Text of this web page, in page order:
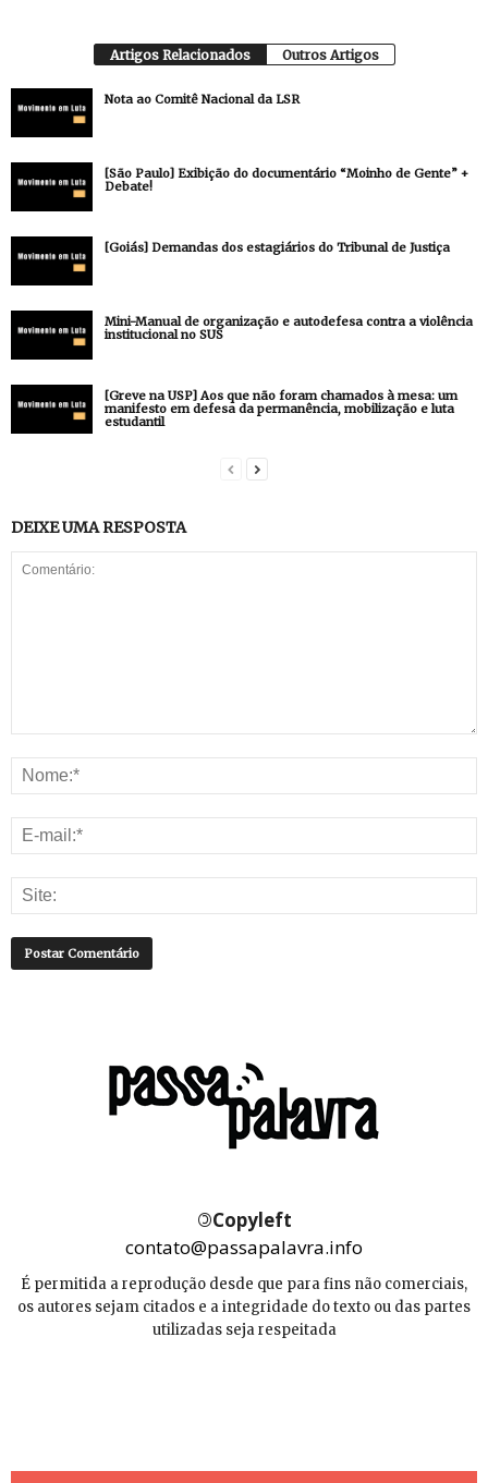
Artigos Relacionados Outros Artigos
Nota ao Comitê Nacional da LSR
[São Paulo] Exibição do documentário “Moinho de Gente” +
Debate!
[Goiás] Demandas dos estagiários do Tribunal de Justiça
Mini-Manual de organização e autodefesa contra a violência
institucional no SUS
[Greve na USP] Aos que não foram chamados à mesa: um
manifesto em defesa da permanência, mobilização e luta
estudantil
DEIXE UMA RESPOSTA
©Copyleft
contato@passapalavra.info
É permitida a reprodução desde que para fins não comerciais,
os autores sejam citados e a integridade do texto ou das partes
utilizadas seja respeitada